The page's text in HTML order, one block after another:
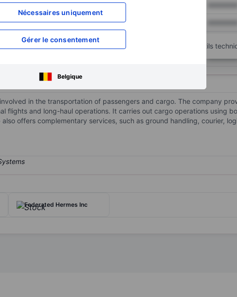
Nécessaires uniquement
Gérer le consentement
Belgique
XXXXXXX
XXXXXXX
XXXXXXX
pour accéder à d’autres outils
in the transportation of passengers and cargo. The company
flights and long-haul operations. It carries out cargo operations using
offers complementary services, such as ground handling, courier,
Federated Hermes Inc